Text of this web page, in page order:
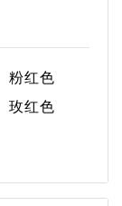
粉红色
玫红色